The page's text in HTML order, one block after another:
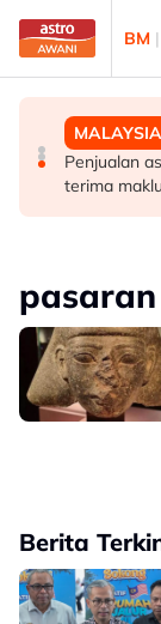
Skip to main
BM |
MALAYSIA
PM beri
laporan
SUKAN
Final
'scratch
MALAYSIA
Penjualan
terima
Berita